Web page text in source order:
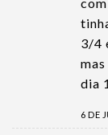
3/4
dia
6 DE